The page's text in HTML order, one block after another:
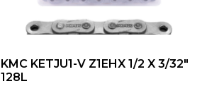
KMC KETJU1-V Z1EHX 1/2 X 3/32″
128L